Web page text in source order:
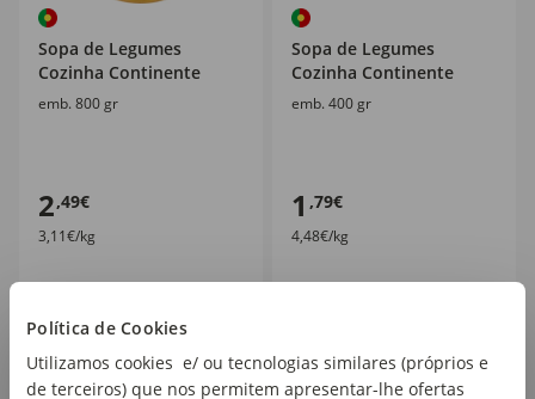
Política de Cookies
Utilizamos cookies e/ ou tecnologias similares (próprios e
de terceiros) que nos permitem apresentar-lhe ofertas
Sopa de Legumes
Cozinha Continente
emb. 800 gr
2,49€
3,11€/kg
Sopa de Legumes
Cozinha Continente
emb. 400 gr
1 ,79€
4,48€/kg